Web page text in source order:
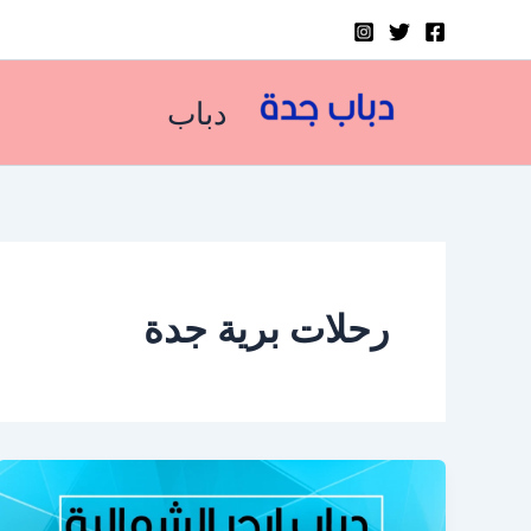
دباب
رحلات برية جدة